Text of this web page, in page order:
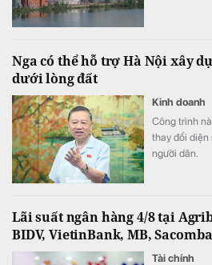
Nga có thể hỗ trợ Hà Nội xây
dưới lòng đất
Kinh doanh
Công trình
thay đổi diện
người dân.
Lãi suất ngân hàng 4/8 tại
BIDV, VietinBank, MB,
Tài chính